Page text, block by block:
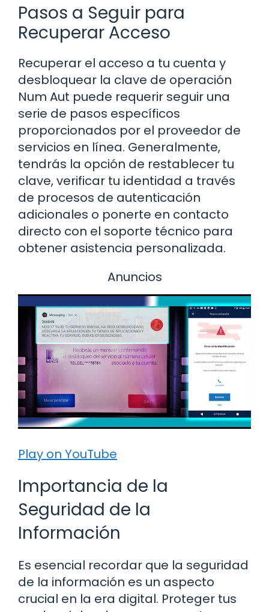
Pasos a Seguir para
Recuperar Acceso
Recuperar el acceso a tu cuenta y
desbloquear la clave de operación
Num Aut puede requerir seguir una
serie de pasos específicos
proporcionados por el proveedor de
servicios en línea. Generalmente,
tendrás la opción de restablecer tu
clave, verificar tu identidad a través
de procesos de autenticación
adicionales o ponerte en contacto
directo con el soporte técnico para
obtener asistencia personalizada.
Anuncios
Play on YouTube
Importancia de la
Seguridad de la
Información
Es esencial recordar que la seguridad
de la información es un aspecto
crucial en la era digital. Proteger tus